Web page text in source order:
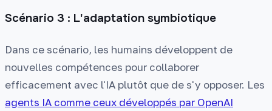
Scénario 3 : L'adaptation symbiotique
Dans ce scénario, les humains développent de
nouvelles compétences pour collaborer
efficacement avec l'IA plutôt que de s'y opposer. Les
agents IA comme ceux développés par OpenAI